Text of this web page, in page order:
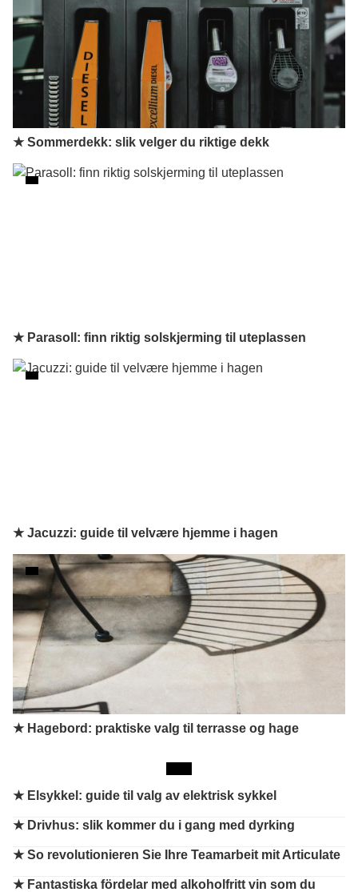
★ Sommerdekk: slik velger du riktige dekk
★ Parasoll: finn riktig solskjerming til uteplassen
★ Jacuzzi: guide til velvære hjemme i hagen
★ Hagebord: praktiske valg til terrasse og hage
★ Elsykkel: guide til valg av elektrisk sykkel
★ Drivhus: slik kommer du i gang med dyrking
★So revolutionieren Sie Ihre Teamarbeit mit Articulate
★ Fantastiska fördelar med alkoholfritt vin som du